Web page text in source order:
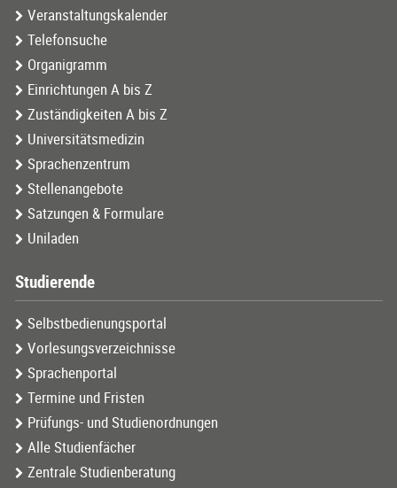
Veranstaltungskalender
Telefonsuche
Organigramm
Einrichtungen A bis Z
Zuständigkeiten A bis Z
Universitätsmedizin
Sprachenzentrum
Stellenangebote
Satzungen & Formulare
Uniladen
Studierende
Selbstbedienungsportal
Vorlesungsverzeichnisse
Sprachenportal
Termine und Fristen
Prüfungs- und Studienordnungen
Alle Studienfächer
Zentrale Studienberatung